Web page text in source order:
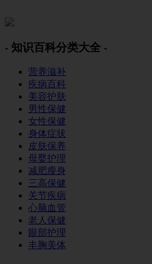
- 知识百科分类大全 -
营养滋补
疾病百科
美容护肤
男性保健
女性保健
身体症状
皮肤保养
母婴护理
减肥瘦身
三高保健
关节疾病
心脑血管
老人保健
眼部护理
丰胸美体